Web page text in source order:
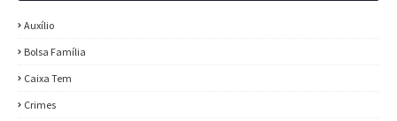
Auxílio
Bolsa Família
Caixa Tem
Crimes